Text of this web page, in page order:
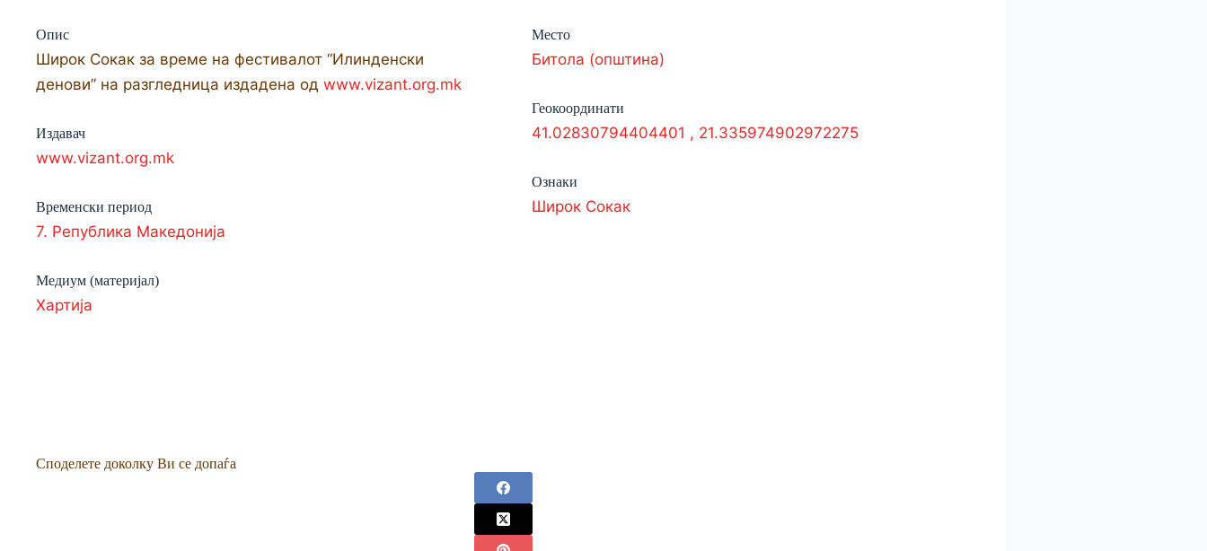
Опис
Широк Со­как за време на фестива­лот “Илинденски
денови” на разгледница издадена од www.vizant.org.mk
Издавач
www.vizant.org.mk
Временски период
7. Република Македонија
Медиум (материјал)
Хартија
Место
Битола (општина)
Геокоординати
41.02830794404401 , 21.335974902972275
Ознаки
Широк Сокак
Споделете доколку Ви се допаѓа